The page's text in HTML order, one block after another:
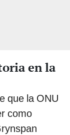
en la
que la ONU
como